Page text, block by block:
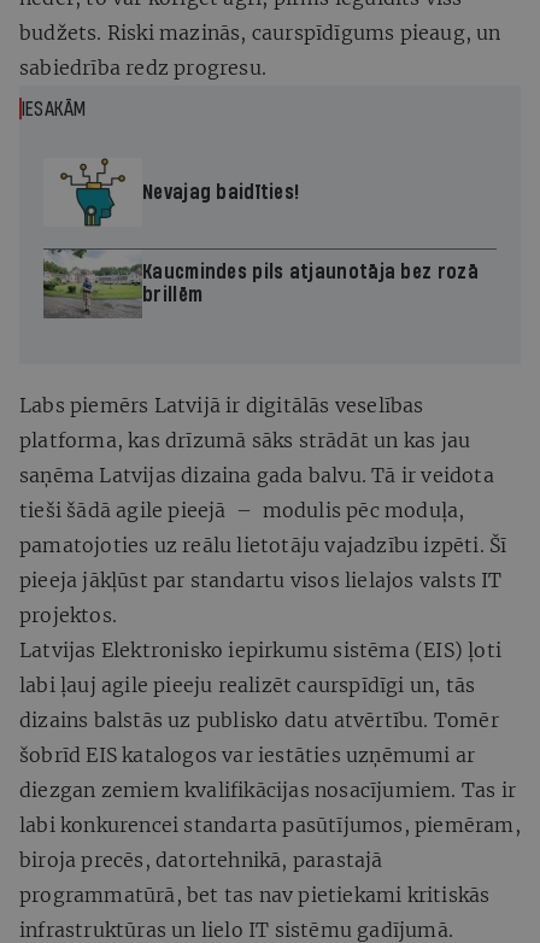
budžets. Riski mazinās, caurspīdīgums pieaug, un
sabiedrība redz progresu.
IESAKĀM
Nevajag baidīties!
Kaucmindes pils atjaunotāja bez rozā
brillēm
Labs piemērs Latvijā ir digitālās veselības
platforma, kas drīzumā sāks strādāt un kas jau
saņēma Latvijas dizaina gada balvu. Tā ir veidota
tieši šādā agile pieejā – modulis pēc moduļa,
pamatojoties uz reālu lietotāju vajadzību izpēti. Šī
pieeja jākļūst par standartu visos lielajos valsts IT
projektos.
Latvijas Elektronisko iepirkumu sistēma (EIS) ļoti
labi ļauj agile pieeju realizēt caurspīdīgi un, tās
dizains balstās uz publisko datu atvērtību. Tomēr
šobrīd EIS katalogos var iestāties uzņēmumi ar
diezgan zemiem kvalifikācijas nosacījumiem. Tas ir
labi konkurencei standarta pasūtījumos, piemēram,
biroja precēs, datortehnikā, parastajā
programmatūrā, bet tas nav pietiekami kritiskās
infrastruktūras un lielo IT sistēmu gadījumā.